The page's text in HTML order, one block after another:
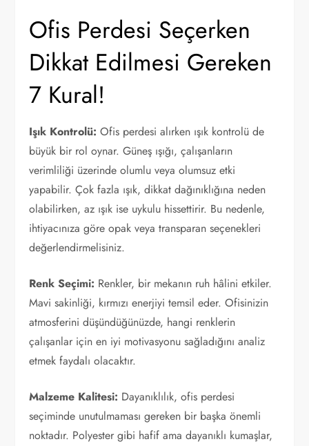
Ofis Perdesi Seçerken
Dikkat Edilmesi Gereken
7 Kural!
Işık Kontrolü: Ofis perdesi alırken ışık kontrolü de
büyük bir rol oynar. Güneş ışığı, çalışanların
verimliliği üzerinde olumlu veya olumsuz etki
yapabilir. Çok fazla ışık, dikkat dağınıklığına neden
olabilirken, az ışık ise uykulu hissettirir. Bu nedenle,
ihtiyacınıza göre opak veya transparan seçenekleri
değerlendirmelisiniz.
Renk Seçimi: Renkler, bir mekanın ruh hâlini etkiler.
Mavi sakinliği, kırmızı enerjiyi temsil eder. Ofisinizin
atmosferini düşündüğünüzde, hangi renklerin
çalışanlar için en iyi motivasyonu sağladığını analiz
etmek faydalı olacaktır.
Malzeme Kalitesi: Dayanıklılık, ofis perdesi
seçiminde unutulmaması gereken bir başka önemli
noktadır. Polyester gibi hafif ama dayanıklı kumaşlar,